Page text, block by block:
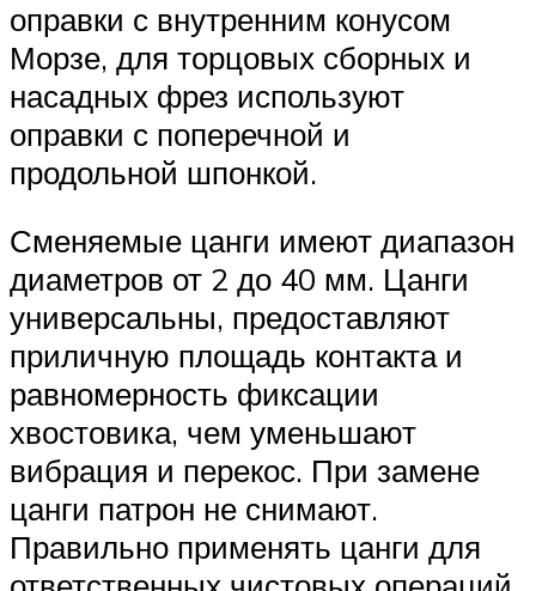
оправки с внутренним конусом
Морзе, для торцовых сборных и
насадных фрез используют
оправки с поперечной и
продольной шпонкой.
Сменяемые цанги имеют диапазон
диаметров от 2 до 40 мм. Цанги
универсальны, предоставляют
приличную площадь контакта и
равномерность фиксации
хвостовика, чем уменьшают
вибрация и перекос. При замене
цанги патрон не снимают.
Правильно применять цанги для